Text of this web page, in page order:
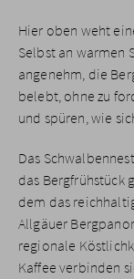
Hier oben weht
Selbst an warmen
angenehm, die
belebt, ohne zu
und spüren, wie
Das
das Bergfrühstück
dem das
Allgäuer
regionale
Kaffee verbinden